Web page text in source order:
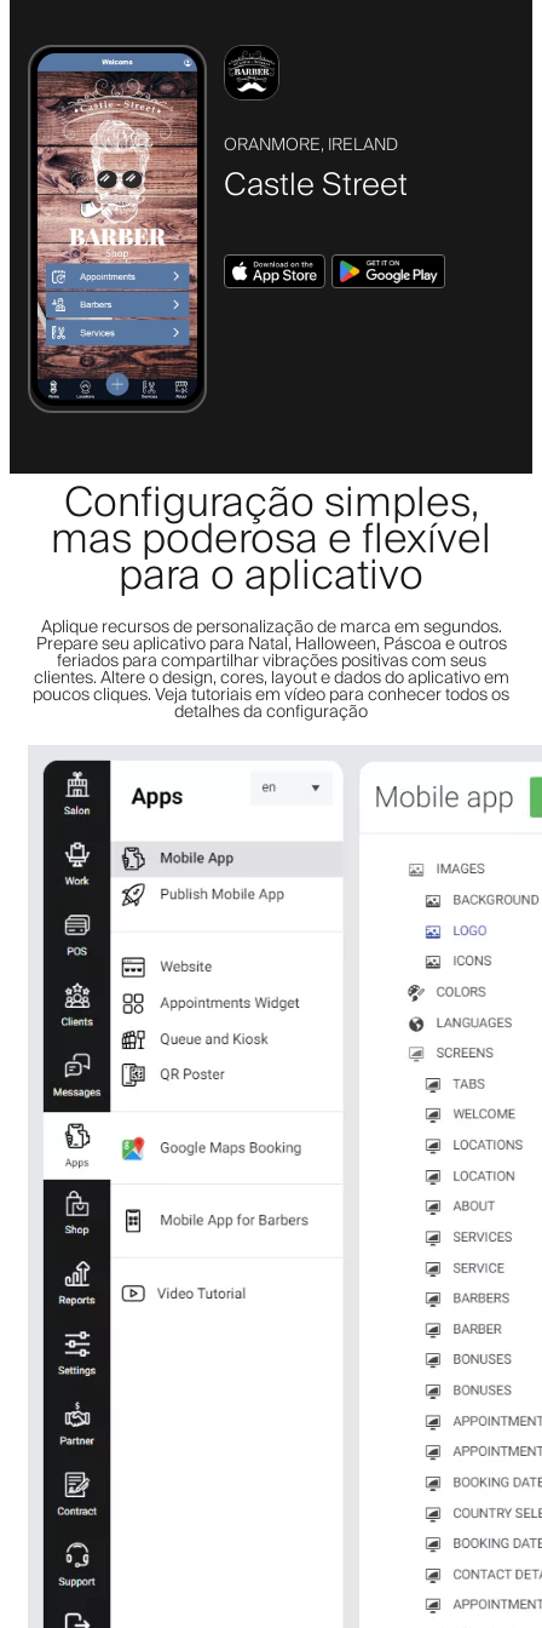
ORANMORE, IRELAND
Castle Street
Configuração simples,
mas poderosa e flexível
para o aplicativo
Aplique recursos de personalização de marca em segundos.
Prepare seu aplicativo para Natal, Halloween, Páscoa e outros
feriados para compartilhar vibrações positivas com seus
clientes. Altere o design, cores, layout e dados do aplicativo em
poucos cliques. Veja tutoriais em vídeo para conhecer todos os
detalhes da configuração